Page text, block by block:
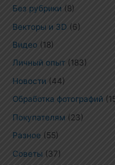
Без рубрики (8)
Векторы и 3D (6)
Видео (18)
Личный опыт (183)
Новости (44)
Обработка фотографий
Покупателям (23)
Разное (55)
Советы (37)